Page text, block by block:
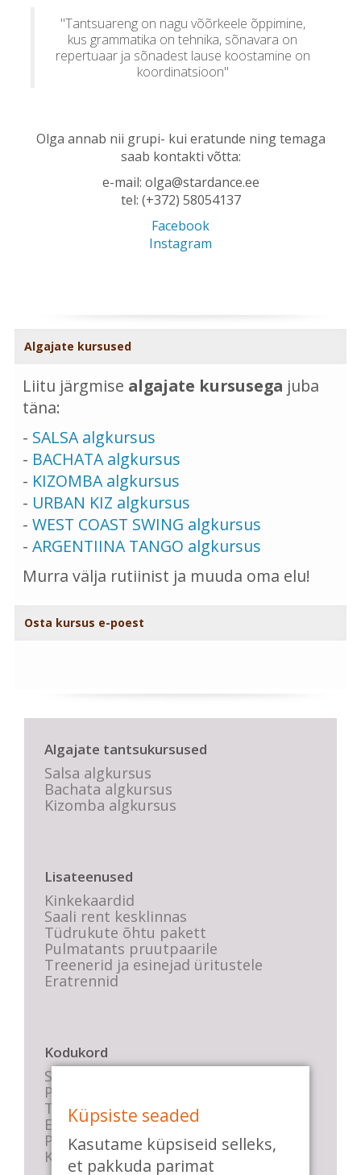
"Tantsuareng on nagu võõrkeele õppimine,
kus grammatika on tehnika, sõnavara on
repertuaar ja sõnadest lause koostamine on
koordinatsioon"
Olga annab nii grupi- kui eratunde ning temaga
saab kontakti võtta:
e-mail: olga@stardance.ee
tel: (+372) 58054137
Facebook
Instagram
Algajate kursused
Liitu järgmise algajate kursusega juba
täna:
- SALSA algkursus
- BACHATA algkursus
- KIZOMBA algkursus
- URBAN KIZ algkursus
- WEST COAST SWING algkursus
- ARGENTIINA TANGO algkursus
Murra välja rutiinist ja muuda oma elu!
Osta kursus e-poest
Algajate tantsukursused
Salsa algkursus
Bachata algkursus
Kizomba algkursus
Lisateenused
Kinkekaardid
Saali rent kesklinnas
Tüdrukute õhtu pakett
Pulmatants pruutpaarile
Treenerid ja esinejad üritustele
Eratrennid
Kodukord
Stuudio sisekord
Privaatsustingimused
Tasemete kirjeldused
E-poe tingimused
Parkimise info
KKK
Küpsiste seaded
Kasutame küpsiseid selleks,
et pakkuda parimat